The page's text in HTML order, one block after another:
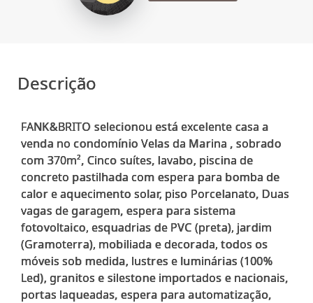
Descrição
FANK&BRITO selecionou está excelente casa a
venda no condomínio Velas da Marina , sobrado
com 370m², Cinco suítes, lavabo, piscina de
concreto pastilhada com espera para bomba de
calor e aquecimento solar, piso Porcelanato, Duas
vagas de garagem, espera para sistema
fotovoltaico, esquadrias de PVC (preta), jardim
(Gramoterra), mobiliada e decorada, todos os
móveis sob medida, lustres e luminárias (100%
Led), granitos e silestone importados e nacionais,
portas laqueadas, espera para automatização,